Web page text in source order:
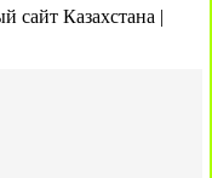
сайт Казахстана |